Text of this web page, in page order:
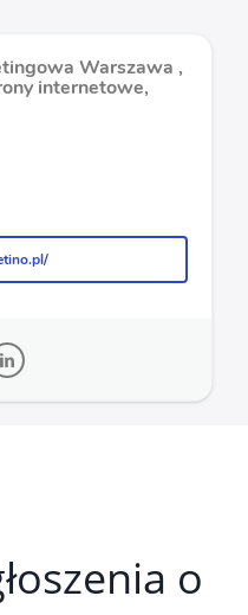
Warszawa ,
internetowe,
o